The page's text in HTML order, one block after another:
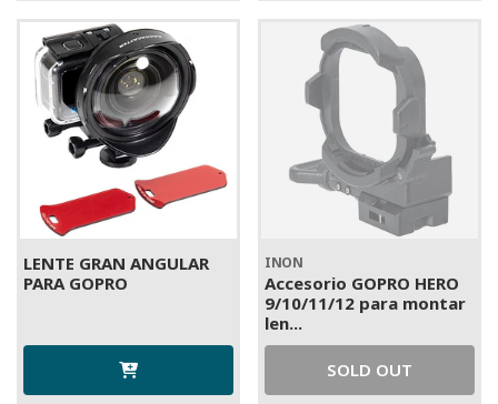
LENTE GRAN ANGULAR
PARA GOPRO
INON
Accesorio GOPRO HERO
9/10/11/12 para montar
len...
SOLD OUT